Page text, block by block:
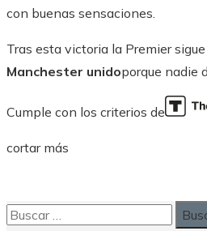
con buenas sensaciones.
Tras esta victoria la Premier
Manchester unidoporque nadie
Cumple con los criterios de
cortar más
Buscar: